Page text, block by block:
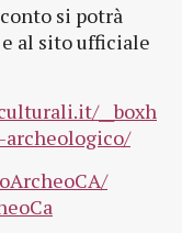
si potrà
al sito ufficiale
__boxh
archeologico/